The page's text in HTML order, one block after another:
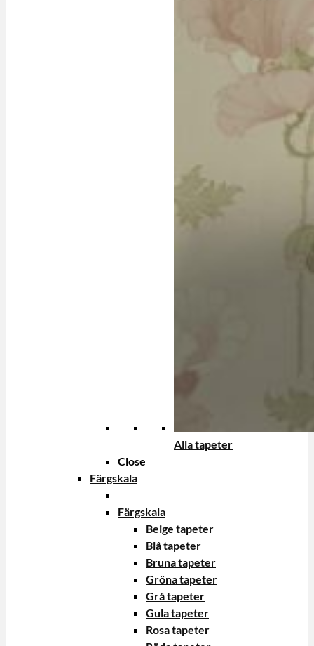
Alla tapeter
Close
Färgskala
Färgskala
Beige tapeter
Blå tapeter
Bruna tapeter
Gröna tapeter
Grå tapeter
Gula tapeter
Rosa tapeter